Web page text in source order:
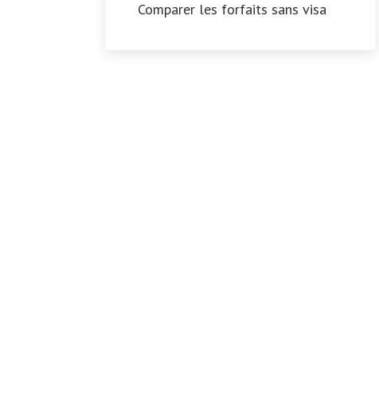
Comparer les forfaits sans visa